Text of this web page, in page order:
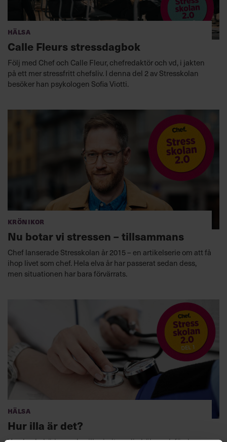
Hälsa
Calle Fleurs stressdagbok
Följ med Chef och Calle Fleur, chefredaktör och vd, i jakten
på ett mer stressfritt chefsliv. I denna del 2 av Stresskolan
besöker han psykologen Sofia Viotti.
Krönikor
Nu botar vi stressen – tillsammans
Chef lanserade Stresskolan år 2015 – en artikelserie om att få
ihop livet som chef. Hela elva år har passerat sedan dess,
men situationen har bara förvärrats.
Hälsa
Hur illa är det?